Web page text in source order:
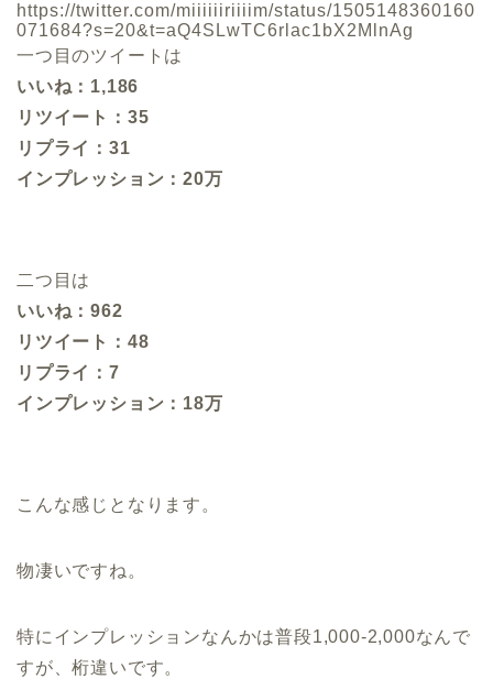
https://twitter.com/miiiiiiriiiim/status/1505148360160
071684?s=20&t=aQ4SLwTC6rlac1bX2MlnAg
一つ目のツイートは
いいね：1,186
リツイート：35
リプライ：31
インプレッション：20万
二つ目は
いいね：962
リツイート：48
リプライ：7
インプレッション：18万
こんな感じとなります。
物凄いですね。
特にインプレッションなんかは普段1,000‐2,000なんで
すが、桁違いです。